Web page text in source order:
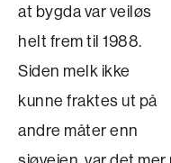
at bygda var veiløs
helt frem til 1988.
Siden melk ikke
kunne fraktes ut på
andre måter enn